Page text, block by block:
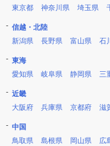
東京都
神奈川県 埼玉県
信越・北陸
新潟県
長野県 富山県 石
東海
愛知県
岐阜県 静岡県 三
近畿
大阪府
兵庫県 京都府 滋
中国
鳥取県
島根県 岡山県 広